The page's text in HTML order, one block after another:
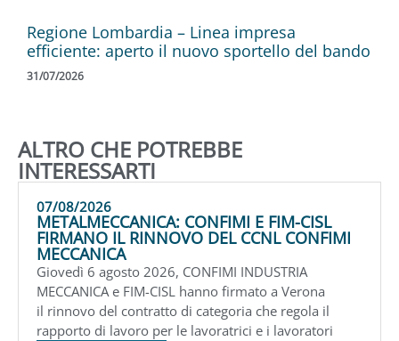
Regione Lombardia – Linea impresa
efficiente: aperto il nuovo sportello del bando
31/07/2026
ALTRO CHE POTREBBE
INTERESSARTI
07/08/2026
METALMECCANICA: CONFIMI E FIM-CISL
FIRMANO IL RINNOVO DEL CCNL CONFIMI
MECCANICA
Giovedì 6 agosto 2026, CONFIMI INDUSTRIA
MECCANICA e FIM-CISL hanno firmato a Verona
il rinnovo del contratto di categoria che regola il
rapporto di lavoro per le lavoratrici e i lavoratori